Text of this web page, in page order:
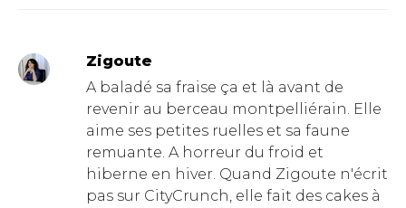
Zigoute
A baladé sa fraise ça et là avant de
revenir au berceau montpelliérain. Elle
aime ses petites ruelles et sa faune
remuante. A horreur du froid et
hiberne en hiver. Quand Zigoute n'écrit
pas sur CityCrunch, elle fait des cakes à